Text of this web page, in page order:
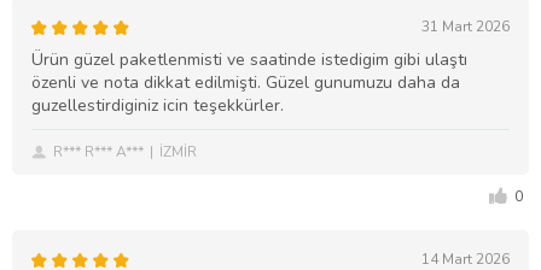
31 Mart 2026
Ürün güzel paketlenmisti ve saatinde istedigim gibi ulaştı
özenli ve nota dikkat edilmişti. Güzel gunumuzu daha da
guzellestirdiginiz icin teşekkürler.
R*** R*** A*** İZMİR
0
14 Mart 2026